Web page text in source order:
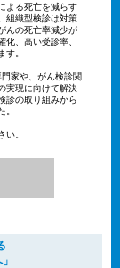
よる死亡を減らす
組織型検診は対策
んの死亡率減少が
、高い受診率、
す。
家や、がん検診関
実現に向けて解決
診の取り組みから
。
い。